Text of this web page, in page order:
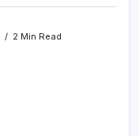
2 Min Read